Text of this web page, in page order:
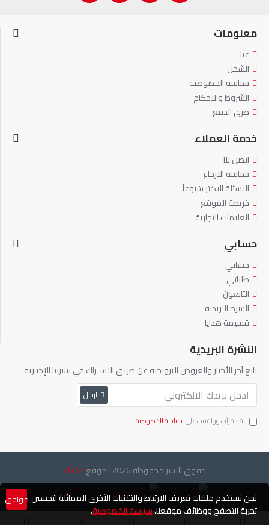
معلومات
عنا
الشحن
سياسة الخصوصية
الشروط والاحكام
طرق الدفع
خدمة العملاء
اتصل بنا
سياسة الارجاع
الاسئلة الاكثر شيوعاً
خريطة الموقع
العلامات التجارية
حسابي
حسابي
طلباتي
التابعون
الشرة البريدية
قسيمة هدايا
النشرة البريدية
تابع آخر الأخبار والعروض الترويجية عن طريق الاشتراك في نشرتنا الإخبارية
ارسل
لقد قرأت ووافقت على سياسة الخصوصية
حقوق النشر محفوظة2026 لموقع مكانك
موافق نحن نستخدم ملفات تعريف الارتباط والتقنيات الأخرى المماثلة لتحسين
تجربة التصفح ووظائف موقعنا.سياسة الخصوصية.